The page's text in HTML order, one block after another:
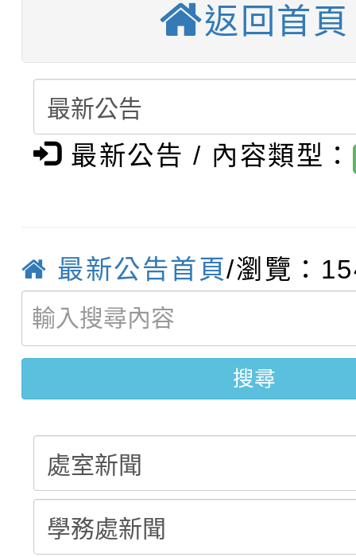
結果(第4招)
學年度第1學期第7次
結果(第12招)
轉知：桃園市115學年
賽及師生本土語及新住
賽實施要點
轉知：「桃園市115學
比賽實施要點」
轉知：「115年金融知
動辦法」
轉知臺中市政府政風處
表
敬師藝文競賽』實施計
【甄選結果(第11招)】
學年度第1學期第7次代
【甄選結果(第3招)】
學年度第1學期第9次
返回首頁
最新公告 / 內容類型：
最新公告首頁/瀏覽：
搜尋